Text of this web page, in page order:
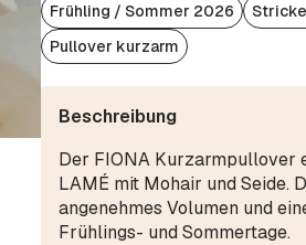
Frühling / Sommer 2026
Pullover kurzarm
Beschreibung
Der FIONA Kurzarmpullover
LAMÉ mit Mohair und Seide.
angenehmes Volumen und
Frühlings- und Sommertage.